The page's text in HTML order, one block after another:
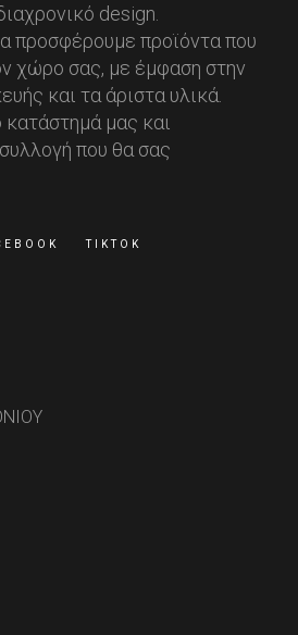
design.
προσφέρουμε προϊόντα που
χώρο σας, με έμφαση στην
και τα άριστα υλικά.
κατάστημά μας και
που θα σας
TIKTOK